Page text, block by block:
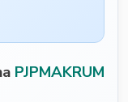
PJPMAKRUM